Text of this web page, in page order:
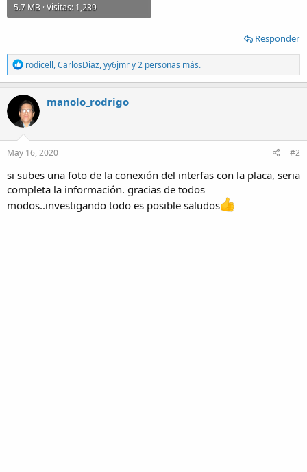
5.7 MB · Visitas: 1,239
Responder
R
e
a
c
t
i
o
n
s
rodicell,CarlosDiaz,yy6jmry 2 personas más.
manolo_rodrigo
May 16, 2020 #2
si subes una foto de la conexión del interfas con la placa, seria
completa la información. gracias de todos
modos..investigando todo es posible saludos